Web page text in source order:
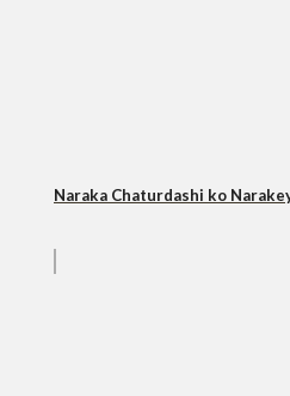
Naraka Chaturdashi ko